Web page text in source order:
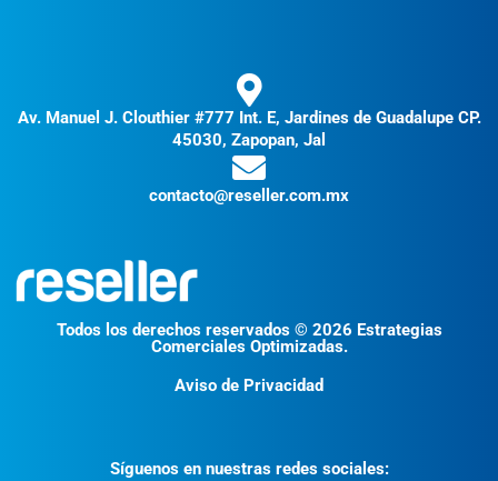
Av. Manuel J. Clouthier #777 Int. E, Jardines de Guadalupe CP.
45030, Zapopan, Jal
contacto@reseller.com.mx
Todos los derechos reservados © 2026 Estrategias
Comerciales Optimizadas.
Aviso de Privacidad
Síguenos en nuestras redes sociales: